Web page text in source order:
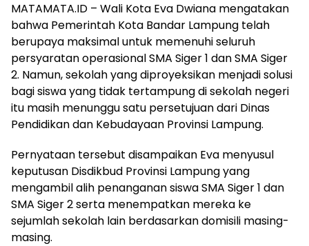
MATAMATA.ID – Wali Kota Eva Dwiana mengatakan
bahwa Pemerintah Kota Bandar Lampung telah
berupaya maksimal untuk memenuhi seluruh
persyaratan operasional SMA Siger 1 dan SMA Siger
2. Namun, sekolah yang diproyeksikan menjadi solusi
bagi siswa yang tidak tertampung di sekolah negeri
itu masih menunggu satu persetujuan dari Dinas
Pendidikan dan Kebudayaan Provinsi Lampung.
Pernyataan tersebut disampaikan Eva menyusul
keputusan Disdikbud Provinsi Lampung yang
mengambil alih penanganan siswa SMA Siger 1 dan
SMA Siger 2 serta menempatkan mereka ke
sejumlah sekolah lain berdasarkan domisili masing-
masing.